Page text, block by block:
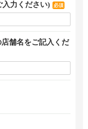
入力ください) 必須
舗名をご記入くだ